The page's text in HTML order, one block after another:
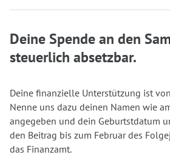
Deine Spende an den
steuerlich absetzbar.
Deine finanzielle Unterstützung ist
Nenne uns dazu deinen Namen wie
angegeben und dein Geburtstdatum
den Beitrag bis zum Februar des
das Finanzamt.